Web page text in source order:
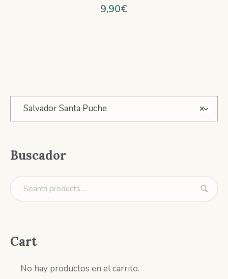
9,90€
×
Salvador Santa Puche
Buscador
Cart
No hay productos en el carrito.